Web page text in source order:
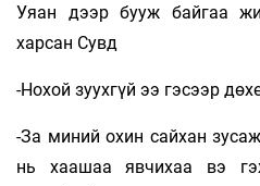
Уяан дээр бууж байгаа
харсан Сувд
-Нохой зуухгүй ээ гэсээр
-За миний охин сайхан
нь хаашаа явчихаа вэ